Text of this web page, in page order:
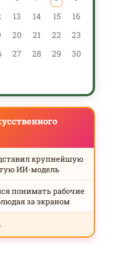
13 14 15
16
20 21 22
23
27 28 29
30
крупнейшую
ИИ-модель
понимать рабочие
за экраном